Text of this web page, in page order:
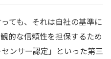
ても、それは自社の基準に
的な信頼性を担保するため
ンサー認定」といった第三